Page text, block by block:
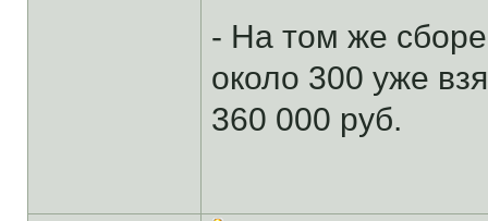
- На том же
около 300 уже
360 000 руб.